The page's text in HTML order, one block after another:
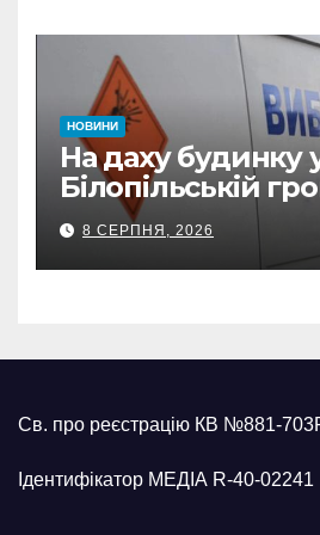
НОВИНИ
На даху будинку
Білопільській
знайшли 120-мм
8 СЕРПНЯ, 2026
Св. про реєстрацію КВ №881-
Ідентифікатор МЕДІА R-40-02241